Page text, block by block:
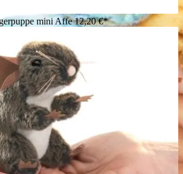
mini Affe12,20 €*